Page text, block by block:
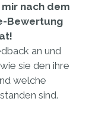
nach dem
Bewertung
an und
sie den ihre
welche
sind.